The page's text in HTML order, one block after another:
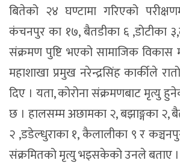
बितेको २४ घण्टामा गरिएको
कंचनपुर का १७, बैतडीका ६ ,डोटीका
संक्रमण पुष्टि भएको सामाजिक विकास
महाशाखा प्रमुख नरेन्द्रसिंह कार्कीले
दिए । यता, कोरोना संक्रमणबाट मृत्यु
छ । हालसम्म अछामका २, बझाङ्गका २,
२ ,डडेल्धुराका १, कैलालीका ९ र
संक्रमितको मृत्यु भइसकेको उनले बताए ।